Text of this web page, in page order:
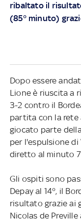
ribaltato il
(85° minuto)
Dopo essere
Lione è riuscita a
3-2 contro il
partita con la rete
giocato parte
per l'espulsione di
diretto al minuto
Gli ospiti sono
Depay al 14°, il
risultato grazie ai
Nicolas de